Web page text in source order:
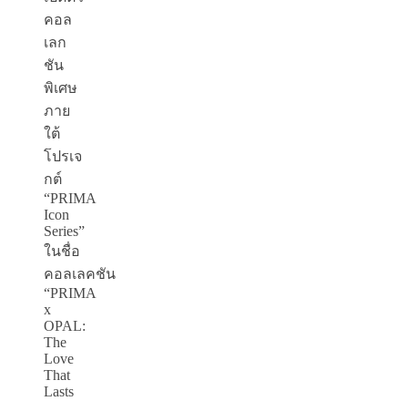
คอล
เลก
ชัน
พิเศษ
ภาย
ใต้
โปรเจ
กต์
“PRIMA
Icon
Series”
ในชื่อ
คอลเลคชัน
“PRIMA
x
OPAL:
The
Love
That
Lasts